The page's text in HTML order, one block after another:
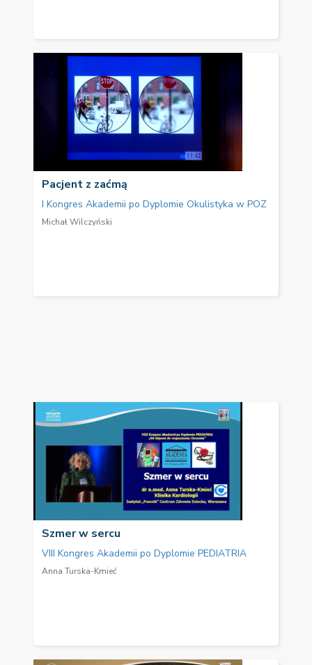
Pacjent z zaćmą
I Kongres Akademii po Dyplomie Okulistyka w POZ
Michał Wilczyński
Szmer w sercu
VIII Kongres Akademii po Dyplomie PEDIATRIA
Anna Turska-Kmieć